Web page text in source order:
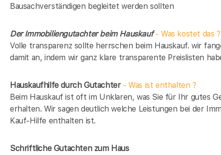
Bausachverständigen begleitet werden sollten
Der Immobiliengutachter beim Hauskauf- Was kostet das ?
Volle transparenz sollte herrschen beim Hauskauf. wir
damit an, indem wir ganz klare transparente Preislisten
Hauskaufhilfe durch Gutachter- Was ist enthalten ?
Beim Hauskauf ist oft im Unklaren, was Sie für Ihr gutes
erhalten. Wir sagen deutlich welche Leistungen bei der
Kauf-Hilfe enthalten ist.
Schriftliche Gutachten zum Haus